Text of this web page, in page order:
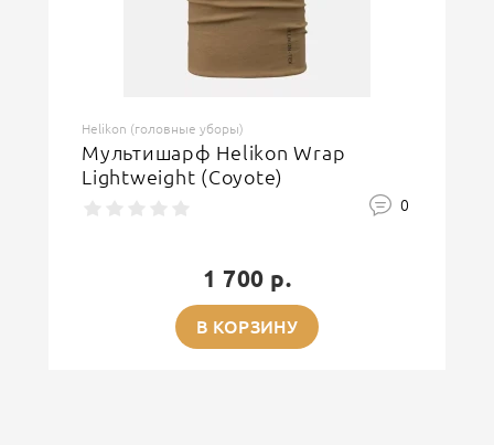
Helikon (головные уборы)
Мультишарф Helikon Wrap
Lightweight (Coyote)
0
1 700 р.
В КОРЗИНУ